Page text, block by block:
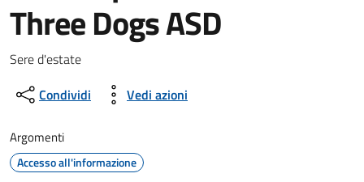
Three Dogs ASD
Dettagli della notizia
Sere d'estate
Condividi
Vedi azioni
Argomenti
Accesso all'informazione